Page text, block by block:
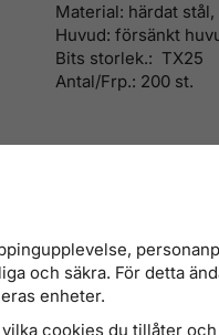
Material: härdat
Huvud: försänkt
Bits storlek.: TX25
Antal/Frp.: 200 st.
och säkra. För detta
enheter.
cookies du tillåter